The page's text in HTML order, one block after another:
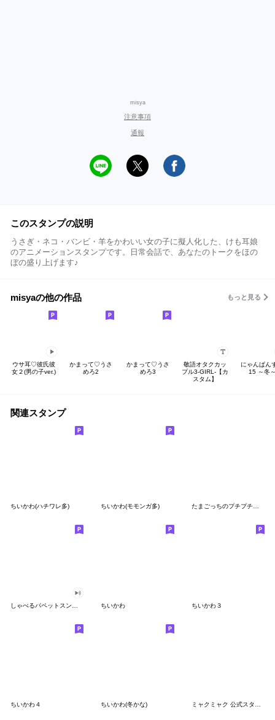
misya
注意事項
通報
このスタンプの説明
うさぎ・ネコ・バンビ・羊をかわいい女の子に擬人化した、けも耳娘
のアニメーションスタンプです。日常会話で、あなたのトークをほの
ぼの盛り上げます♪
misyaの他の作品 もっと見る
ウサ耳♡彼氏彼
女２(男の子ver.)
かまって♡うさ
めろ2
かまって♡うさ
めろ3
敬語オタクカッ
プル3-GIRL-【カ
スタム】
にゃんぱん
15 ～冬
関連スタンプ
ちいかわ(ハチワレ多) ちいかわ(モモンガ多) たまごっちのプチプチおみせっち
ちいかわ ちいかわ３
ちいかわ４ ちいかわ(冬かな)